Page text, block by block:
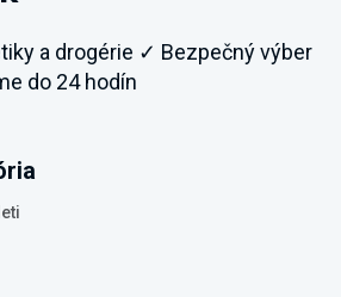
a drogérie ✓ Bezpečný výber
do 24 hodín